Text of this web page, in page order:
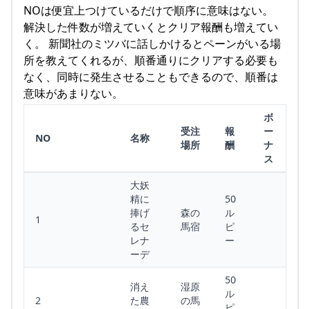
NOは便宜上つけているだけで順序に意味はない。
解決した件数が増えていくとクリア報酬も増えてい
く。 新聞社のミツバに話しかけるとペーンがいる場
所を教えてくれるが、順番通りにクリアする必要も
なく、同時に発生させることもできるので、順番は
意味があまりない。
NO 名称
受注
場所
報
酬
ボ
ー
ナ
ス
1
大妖
精に
捧げ
るセ
レナ
ーデ
森の
馬宿
50
ル
ピ
ー
2
消え
た農
湿原
の馬
50
ル